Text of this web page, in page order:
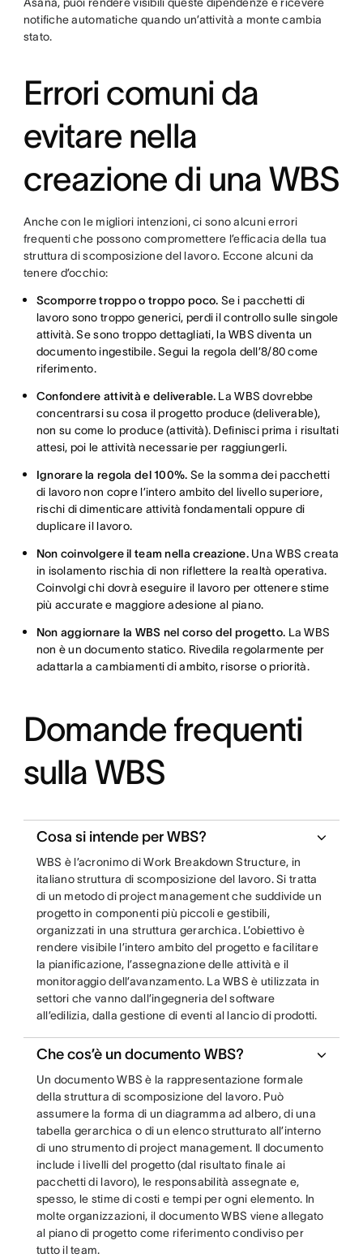
Asana, puoi rendere visibili queste dipendenze e ricevere
notifiche automatiche quando un’attività a monte cambia
stato.
Errori comuni da
evitare nella
creazione di una WBS
Anche con le migliori intenzioni, ci sono alcuni errori
frequenti che possono compromettere l’efficacia della tua
struttura di scomposizione del lavoro. Eccone alcuni da
tenere d’occhio:
Scomporre troppo o troppo poco. Se i pacchetti di
lavoro sono troppo generici, perdi il controllo sulle singole
attività. Se sono troppo dettagliati, la WBS diventa un
documento ingestibile. Segui la regola dell’8/80 come
riferimento.
Confondere attività e deliverable. La WBS dovrebbe
concentrarsi su cosa il progetto produce (deliverable),
non su come lo produce (attività). Definisci prima i risultati
attesi, poi le attività necessarie per raggiungerli.
Ignorare la regola del 100%. Se la somma dei pacchetti
di lavoro non copre l’intero ambito del livello superiore,
rischi di dimenticare attività fondamentali oppure di
duplicare il lavoro.
Non coinvolgere il team nella creazione.Una WBS creata
in isolamento rischia di non riflettere la realtà operativa.
Coinvolgi chi dovrà eseguire il lavoro per ottenere stime
più accurate e maggiore adesione al piano.
Non aggiornare la WBS nel corso del progetto. La WBS
non è un documento statico. Rivedila regolarmente per
adattarla a cambiamenti di ambito, risorse o priorità.
Domande frequenti
sulla WBS
Cosa si intende per WBS?
WBS è l’acronimo di Work Breakdown Structure, in
italiano struttura di scomposizione del lavoro. Si tratta
di un metodo di project management che suddivide un
progetto in componenti più piccoli e gestibili,
organizzati in una struttura gerarchica. L’obiettivo è
rendere visibile l’intero ambito del progetto e facilitare
la pianificazione, l’assegnazione delle attività e il
monitoraggio dell’avanzamento. La WBS è utilizzata in
settori che vanno dall’ingegneria del software
all’edilizia, dalla gestione di eventi al lancio di prodotti.
Che cos’è un documento WBS?
Un documento WBS è la rappresentazione formale
della struttura di scomposizione del lavoro. Può
assumere la forma di un diagramma ad albero, di una
tabella gerarchica o di un elenco strutturato all’interno
di uno strumento di project management. Il documento
include i livelli del progetto (dal risultato finale ai
pacchetti di lavoro), le responsabilità assegnate e,
spesso, le stime di costi e tempi per ogni elemento. In
molte organizzazioni, il documento WBS viene allegato
al piano di progetto come riferimento condiviso per
tutto il team.